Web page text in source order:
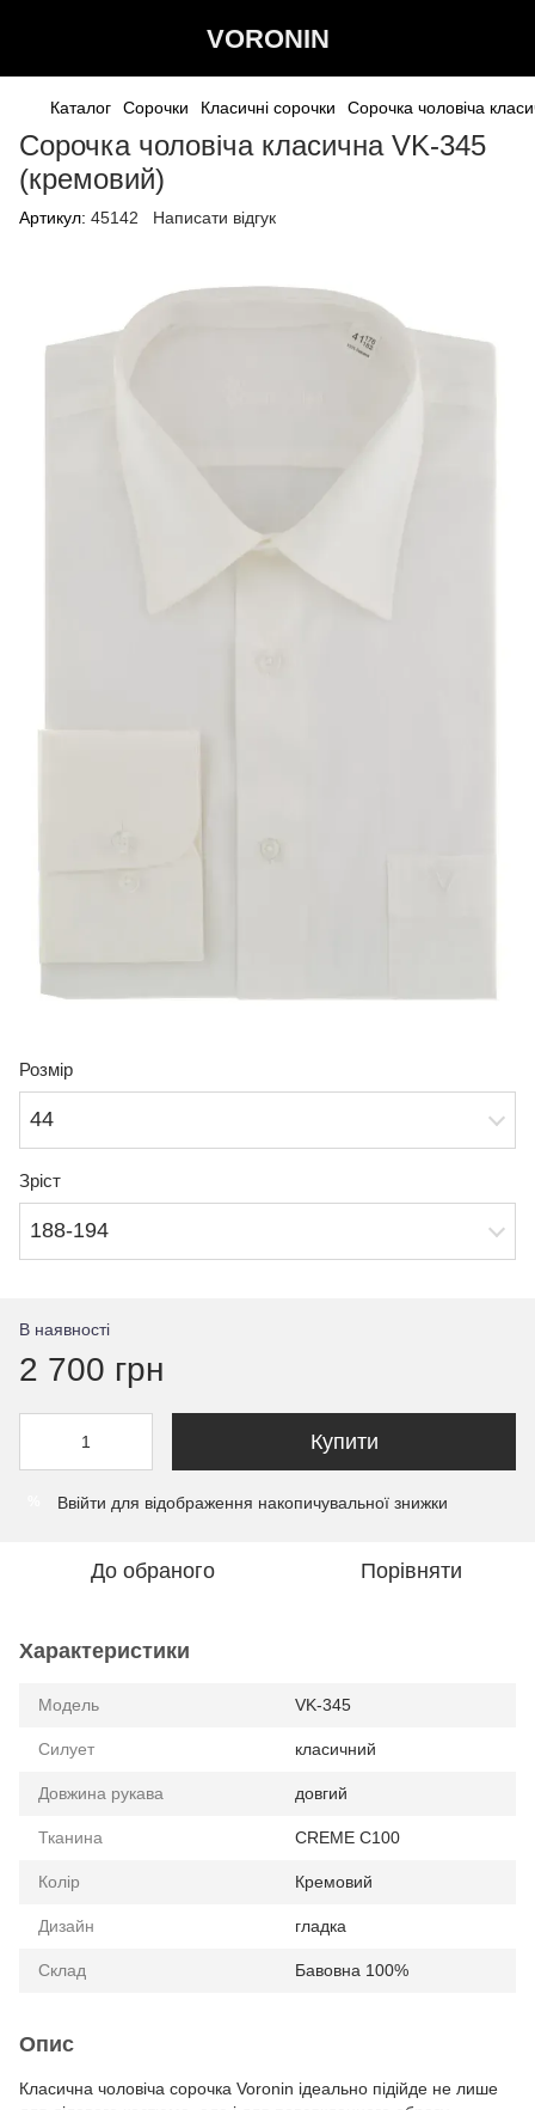
VORONIN
Каталог Сорочки Класичні сорочки Сорочка чоловіча
Сорочка чоловіча класична VK-345
(кремовий)
Артикул: 45142 Написати відгук
Розмір
44
Зріст
188-194
В наявності
2 700 грн
Купити
Ввійти для відображення накопичувальної знижки
До обраного Порівняти
Характеристики
Модель VK-345
Силует класичний
Довжина рукава довгий
Тканина CREME C100
Колір Кремовий
Дизайн гладка
Склад Бавовна 100%
Опис
Класична чоловіча сорочка Voronin ідеально підійде не лише